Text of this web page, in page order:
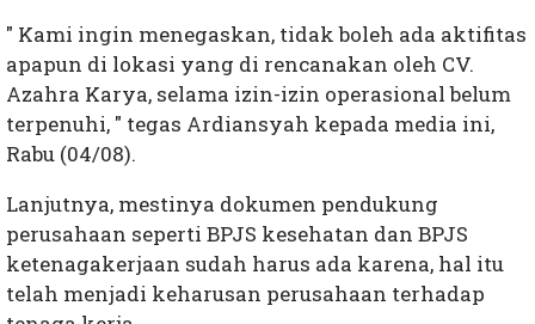
" Kami ingin menegaskan, tidak boleh ada aktifitas
apapun di lokasi yang di rencanakan oleh CV.
Azahra Karya, selama izin-izin operasional belum
terpenuhi, " tegas Ardiansyah kepada media ini,
Rabu (04/08).
Lanjutnya, mestinya dokumen pendukung
perusahaan seperti BPJS kesehatan dan BPJS
ketenagakerjaan sudah harus ada karena, hal itu
telah menjadi keharusan perusahaan terhadap